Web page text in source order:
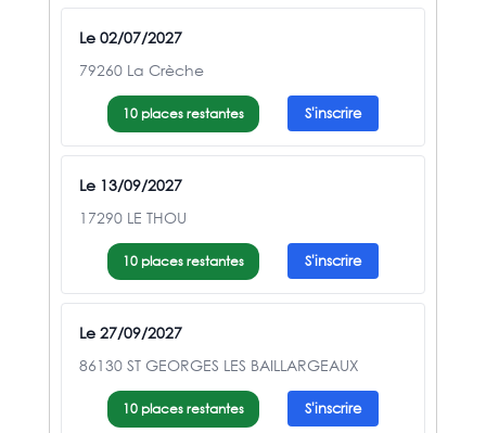
Le 02/07/2027
79260 La Crèche
10 places restantes S'inscrire
Le 13/09/2027
17290 LE THOU
10 places restantes S'inscrire
Le 27/09/2027
86130 ST GEORGES LES BAILLARGEAUX
10 places restantes S'inscrire